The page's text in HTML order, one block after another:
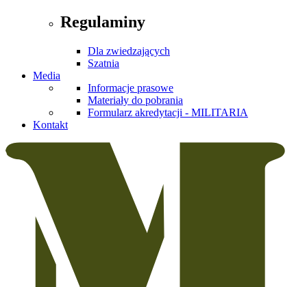
Regulaminy
Dla zwiedzających
Szatnia
Media
Informacje prasowe
Materiały do pobrania
Formularz akredytacji - MILITARIA
Kontakt